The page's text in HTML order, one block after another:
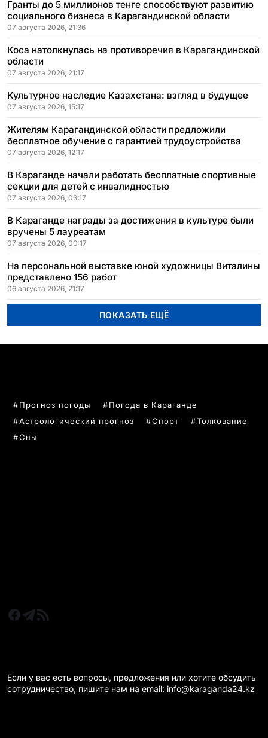
Гранты до 5 миллионов тенге способствуют развитию
социального бизнеса в Карагандинской области
07 августа 2026, 21:36
Коса натолкнулась на противоречия в Карагандинской
области
07 августа 2026, 21:17
Культурное наследие Казахстана: взгляд в будущее
07 августа 2026, 15:17
Жителям Карагандинской области предложили
бесплатное обучение с гарантией трудоустройства
07 августа 2026, 12:17
В Караганде начали работать бесплатные спортивные
секции для детей с инвалидностью
07 августа 2026, 03:17
В Караганде награды за достижения в культуре были
вручены 5 лауреатам
07 августа 2026, 00:17
На персональной выставке юной художницы Виталины
представлено 156 работ
06 августа 2026, 21:17
ПОКАЗАТЬ ЕЩЁ
Прогноз погоды
Погода в Караганде
Астрологический прогноз
Спорт
Толкование
Сны
Если у вас есть вопросы, предложения или хотите обсудить
сотрудничество, пишите нам на email: info@karaganda24.kz